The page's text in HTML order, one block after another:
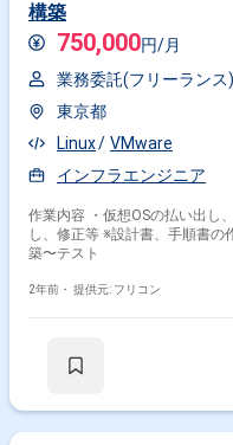
構築
750,000円/月
業務委託(フリーランス)
東京都
Linux
VMware
インフラエンジニア
作業内容 ・仮想OSの払い出し
し、修正等 ※設計書、手順書の
築〜テスト
2年前・ 提供元: フリコン